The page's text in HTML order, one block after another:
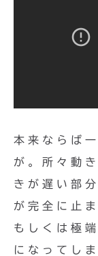
本来ならば
が。所々動
きが遅い部
が完全に止
もしくは極
になってし